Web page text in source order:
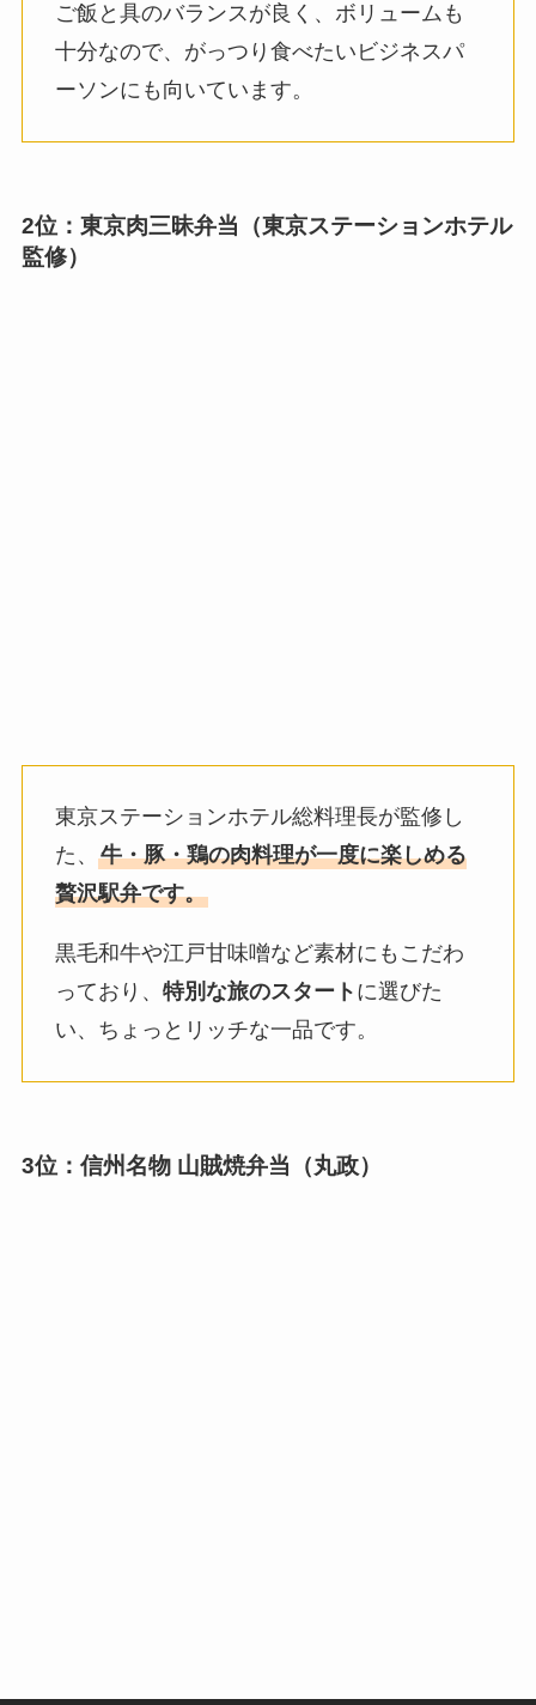
ご飯と具のバランスが良く、ボリュームも
十分なので、がっつり食べたいビジネスパ
ーソンにも向いています。
2位：東京肉三昧弁当（東京ステーションホテル
監修）
東京ステーションホテル総料理長が監修し
た、 牛・豚・鶏の肉料理が一度に楽しめる
贅沢駅弁です。
黒毛和牛や江戸甘味噌など素材にもこだわ
っており、 特別な旅のスタート に選びた
い、ちょっとリッチな一品です。
3位：信州名物 山賊焼弁当（丸政）